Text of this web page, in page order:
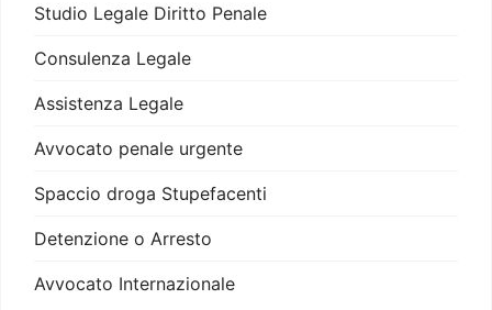
Studio Legale Diritto Penale
Consulenza Legale
Assistenza Legale
Avvocato penale urgente
Spaccio droga Stupefacenti
Detenzione o Arresto
Avvocato Internazionale